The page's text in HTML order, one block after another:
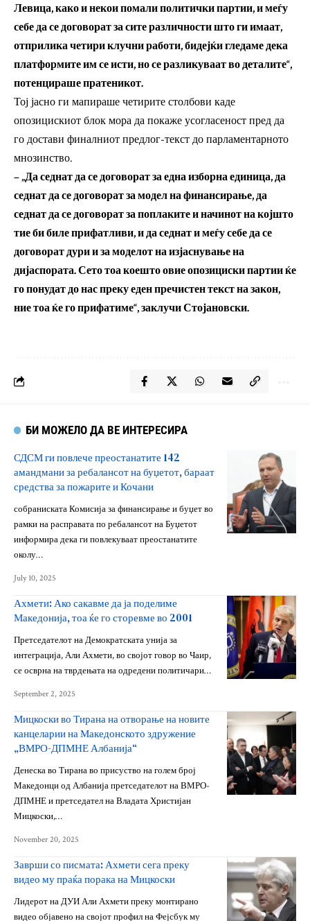
Левица, како и некои помали политички партии, и меѓу
себе да се договорат за сите различности што ги имаат,
отприлика четири клучни работи, бидејќи гледаме дека
платформите им се исти, но се разликуваат во деталите“,
потенцираше пратеникот.
Тој јасно ги мапираше четирите столбови каде
опозицискиот блок мора да покаже усогласеност пред да
го достави финалниот предлог-текст до парламентарното
мнозинство.
– „Да седнат да се договорат за една изборна единица, да
седнат да се договорат за модел на финансирање, да
седнат да се договорат за поплаките и начинот на којшто
тие би биле прифатливи, и да седнат и меѓу себе да се
договорат дури и за моделот на изјаснување на
дијаспората. Сето тоа коешто овие опозициски партии ќе
го понудат до нас преку еден пречистен текст на закон,
ние тоа ќе го прифатиме“, заклучи Стојановски.
БИ МОЖЕЛО ДА ВЕ ИНТЕРЕСИРА
СДСМ ги повлече преостанатите 142
амандмани за ребалансот на буџетот, бараат
средства за пожарите и Кочани
собраниската Комисија за финансирање и буџет во
рамки на расправата по ребалансот на Буџетот
информира дека ги повлекуваат преостанатите
околу…
July 10, 2025
Ахмети: Ако сакавме да ја поделиме
Македонија, тоа ќе го сторевме во 2001
Претседателот на Демократската унија за
интеграција, Али Ахмети, во својот говор во Чаир,
се осврна на тврдењата на одредени политичари…
September 2, 2025
Мицкоски во Тирана на отворање на новите
канцеларии на Македонското здружение
„ВМРО-ДПМНЕ Албанија“
Денеска во Тирана во присуство на голем број
Македонци од Албанија претседателот на ВМРО-
ДПМНЕ и претседател на Владата Христијан
Мицкоски,…
November 20, 2025
Заврши со писмата: Ахмети сега преку
видео му праќа порака на Мицкоски
Лидерот на ДУИ Али Ахмети преку монтирано
видео објавено на својот профил на Фејсбук му